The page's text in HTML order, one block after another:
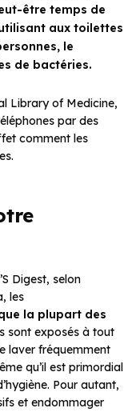
être temps de
aux toilettes
le
de bactéries.
Library of Medicine,
par des
comment les
Digest, selon
les
la plupart des
sont exposés à tout
laver fréquemment
qu’il est primordial
Pour autant,
et endommager